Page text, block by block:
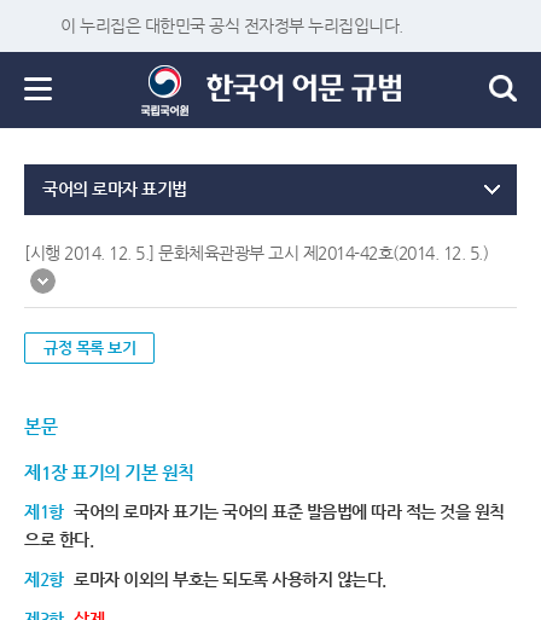
이 누리집은 대한민국 공식 전자정부 누리집입니다.
국어의 로마자 표기법
[시행 2014. 12. 5.] 문화체육관광부 고시 제2014-42호(2014. 12. 5.)
규정 목록 보기
본문
제1장 표기의 기본 원칙
제1항 국어의 로마자 표기는 국어의 표준 발음법에 따라 적는 것을 원칙
으로 한다.
제2항 로마자 이외의 부호는 되도록 사용하지 않는다.